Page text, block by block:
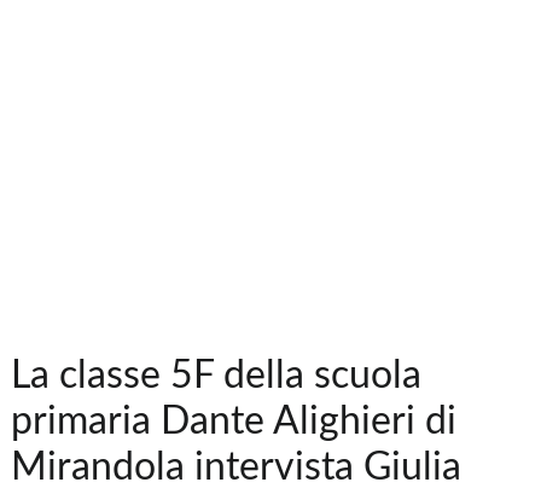
La classe 5F della scuola
primaria Dante Alighieri di
Mirandola intervista Giulia